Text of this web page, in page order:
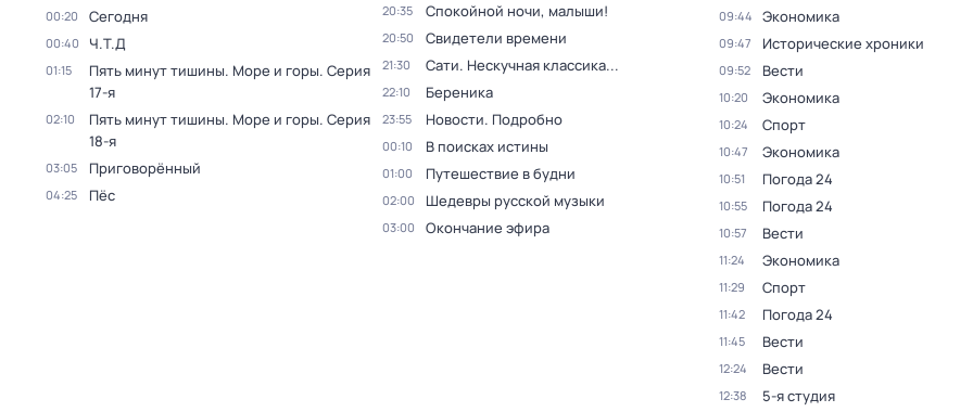
00:20 Сегодня
00:40 Ч.T.Д
01:15 Пять минут тишины. Море и горы. Серия
17-я
02:10 Пять минут тишины. Море и горы. Серия
18-я
03:05 Приговорённый
04:25 Пёс
20:35 Спокойной ночи, малыши!
20:50 Свидетели времени
21:30 Сати. Нескучная классика...
22:10 Береника
23:55 Новости. Подробно
00:10 В поисках истины
01:00 Путешествие в будни
02:00 Шедевры русской музыки
03:00 Окончание эфира
09:44 Экономика
09:47 Исторические хроники
09:52 Вести
10:20 Экономика
10:24 Спорт
10:47 Экономика
10:51 Погода 24
10:55 Погода 24
10:57 Вести
11:24 Экономика
11:29 Спорт
11:42 Погода 24
11:45 Вести
12:24 Вести
12:38 5-я студия